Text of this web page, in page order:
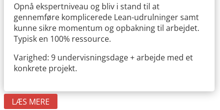
Opnå ekspertniveau og bliv i stand til at
gennemføre komplicerede Lean-udrulninger samt
kunne sikre momentum og opbakning til arbejdet.
Typisk en 100% ressource.
Varighed: 9 undervisningsdage + arbejde med et
konkrete projekt.
LÆS MERE